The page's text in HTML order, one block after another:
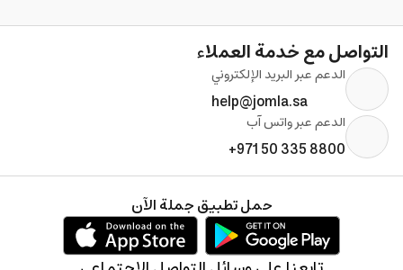
التواصل مع خدمة العملاء
الدعم عبر البريد الإلكتروني
help@jomla.sa
الدعم عبر واتس آب
+971 50 335 8800
حمل تطبيق جملة الآن